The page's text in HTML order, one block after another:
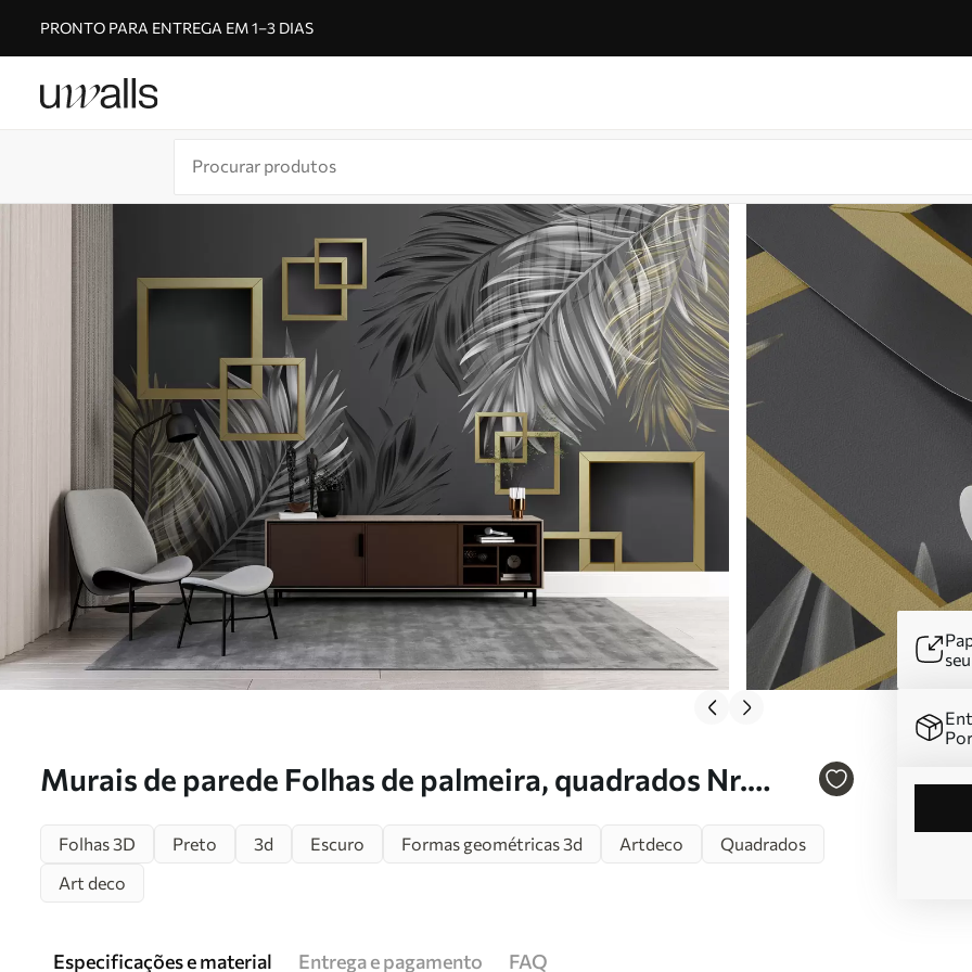
PRONTO PARA ENTREGA EM 1–3 DIAS
Murais de parede Folhas de palmeira, quadrados Nr.
Folhas 3D Preto 3d Escuro Formas geométricas 3d Artdeco
Quadrados
Art deco
Especificações e material Entrega e pagamento FAQ